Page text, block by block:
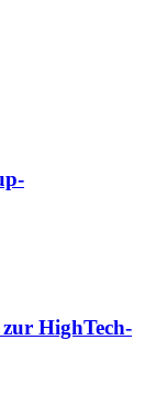
HighTech-